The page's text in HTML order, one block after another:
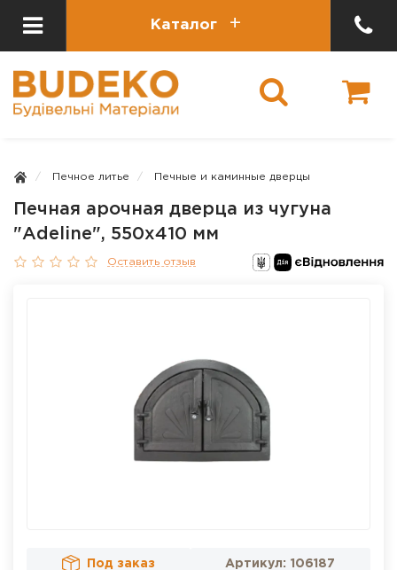
Каталог
Печное литье Печные и каминные дверцы
Печная арочная дверца из чугуна
"Adeline", 550х410 мм
Оставить отзыв
Под заказ Артикул: 106187